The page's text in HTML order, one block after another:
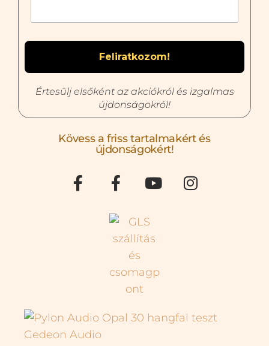
Értesülj elsőként az akciókról és izgalmas
újdonságokról!
Kövess a friss tartalmakért és
újdonságokért!